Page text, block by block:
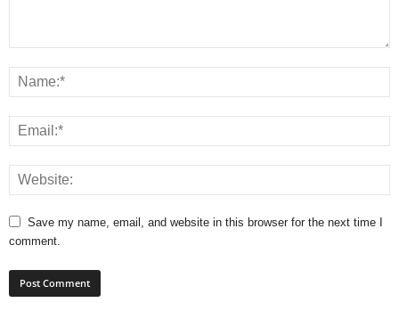
Save my name, email, and website in this browser for the next time I
comment.